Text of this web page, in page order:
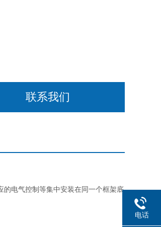
联系我们
的电气控制等集中安装在同一个框架底
电话